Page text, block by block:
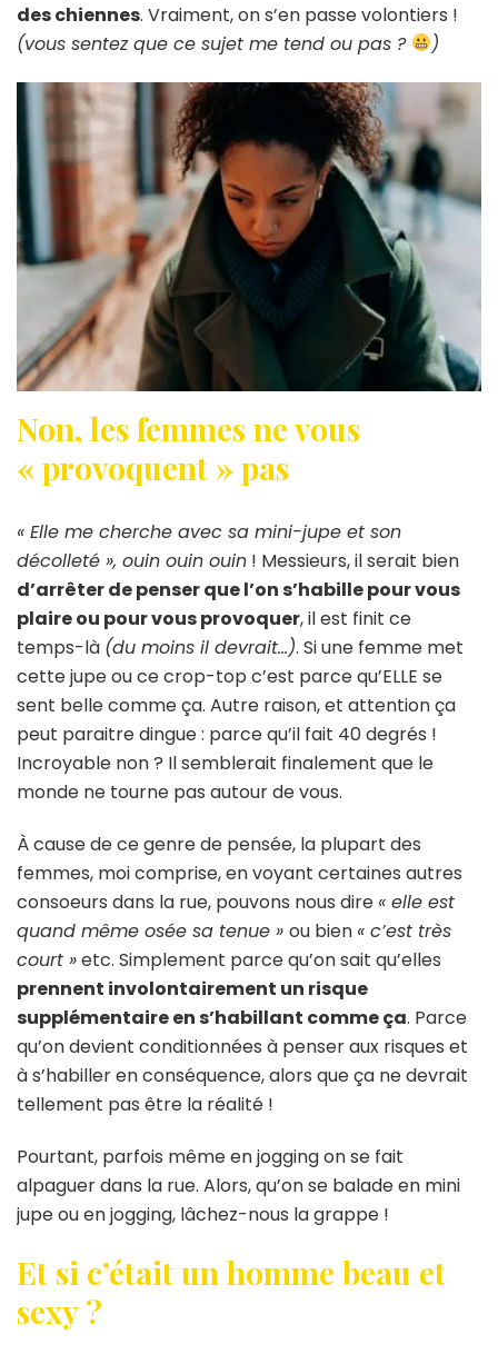
des chiennes. Vraiment, on s’en passe volontiers !
(vous sentez que ce sujet me tend ou pas ?
)
Non, les femmes ne vous
« provoquent » pas
« Elle me cherche avec sa mini-jupe et son
décolleté », ouin ouin ouin ! Messieurs, il serait bien
d’arrêter de penser que l’on s’habille pour vous
plaire ou pour vous provoquer, il est finit ce
temps-là (du moins il devrait…). Si une femme met
cette jupe ou ce crop-top c’est parce qu’ELLE se
sent belle comme ça. Autre raison, et attention ça
peut paraitre dingue : parce qu’il fait 40 degrés !
Incroyable non ? Il semblerait finalement que le
monde ne tourne pas autour de vous.
À cause de ce genre de pensée, la plupart des
femmes, moi comprise, en voyant certaines autres
consoeurs dans la rue, pouvons nous dire « elle est
quand même osée sa tenue » ou bien « c’est très
court »etc. Simplement parce qu’on sait qu’elles
prennent involontairement un risque
supplémentaire en s’habillant comme ça. Parce
qu’on devient conditionnées à penser aux risques et
à s’habiller en conséquence, alors que ça ne devrait
tellement pas être la réalité !
Pourtant, parfois même en jogging on se fait
alpaguer dans la rue. Alors, qu’on se balade en mini
jupe ou en jogging, lâchez-nous la grappe !
Et si c’était un homme beau et
sexy ?